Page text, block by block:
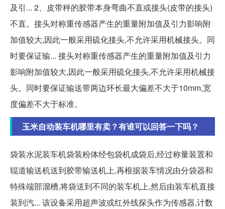
及引... 2、皮带秤的胶带本身弯曲不直或接头(皮带的接头)
不直。接头对称重传感器产生的重量附加值及引力影响附
加值较大,因此一般采用硫化接头,不允许采用机械接头。同
时要保证输... 接头对称重传感器产生的重量附加值及引力
影响附加值较大,因此一般采用硫化接头,不允许采用机械接
头。同时要保证输送带两边环长最大偏差不大于10mm,宽
度偏差不大于标准。
玉米自动装车机哪里有卖？有谁可以回答一下吗？
袋装水泥装车机袋装粉体经包袋机成袋后,经过称量装置和
辊道输送机送到胶带输送机上,再根据装车情况由分袋器和
特殊端部溜槽,将袋送到不同的装车机上,然后由装车机直接
装到汽... 该设备采用超声波或红外线探头作为传感器,计数